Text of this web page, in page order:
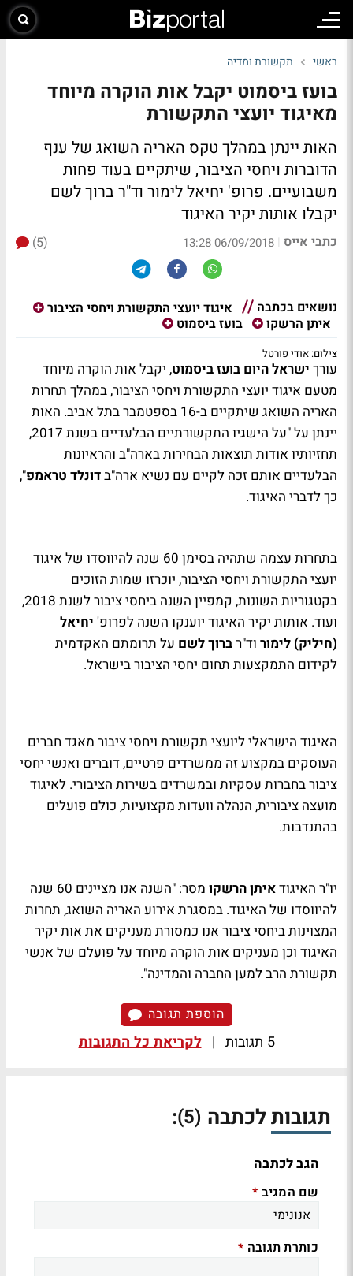
ראשי תקשורת ומדיה
בועז ביסמוט יקבל אות הוקרה מיוחד
מאיגוד יועצי התקשורת
האות יינתן במהלך טקס האריה השואג של ענף
הדוברות ויחסי הציבור, שיתקיים בעוד פחות
משבועיים. פרופ' יחיאל לימור וד"ר ברוך לשם
יקבלו אותות יקיר האיגוד
כתבי אייס |
06/09/2018 13:28
(5)
נושאים בכתבה
איגוד יועצי התקשורת ויחסי הציבור
איתן הרשקו
בועז ביסמוט
צילום: אודי פורטל
עורך ישראל היום בועז ביסמוט, יקבל אות הוקרה מיוחד
מטעם איגוד יועצי התקשורת ויחסי הציבור, במהלך תחרות
האריה השואג שיתקיים ב-16 בספטמבר בתל אביב. האות
יינתן על "על הישגיו התקשורתיים הבלעדיים בשנת 2017,
תחזיותיו אודות תוצאות הבחירות בארה"ב והראיונות
הבלעדיים אותם זכה לקיים עם נשיא ארה"בדונלד טראמפ",
כך לדברי האיגוד.
בתחרות עצמה שתהיה בסימן 60 שנה להיווסדו של איגוד
יועצי התקשורת ויחסי הציבור, יוכרזו שמות הזוכים
בקטגוריות השונות, קמפיין השנה ביחסי ציבור לשנת 2018,
ועוד. אותות יקיר האיגוד יוענקו השנה לפרופ' יחיאל
(חיליק) לימור וד"רברוך לשם על תרומתם האקדמית
לקידום התמקצעות תחום יחסי הציבור בישראל.
האיגוד הישראלי ליועצי תקשורת ויחסי ציבור מאגד חברים
העוסקים במקצוע זה ממשרדים פרטיים, דוברים ואנשי יחסי
ציבור בחברות עסקיות ובמשרדים בשירות הציבורי. לאיגוד
מועצה ציבורית, הנהלה וועדות מקצועיות, כולם פועלים
בהתנדבות.
יו"ר האיגודאיתן הרשקו
מסר: "השנה אנו מציינים 60 שנה
להיווסדו של האיגוד. במסגרת אירוע האריה השואג, תחרות
המצוינות ביחסי ציבור אנו כמסורת מעניקים את אות יקיר
האיגוד וכן מעניקים אות הוקרה מיוחד על פועלם של אנשי
תקשורת הרב למען החברה והמדינה".
הוספת תגובה
5 תגובות | לקריאת כל התגובות
תגובות לכתבה (5)
:
הגב לכתבה
שם המגיב *
כותרת תגובה *